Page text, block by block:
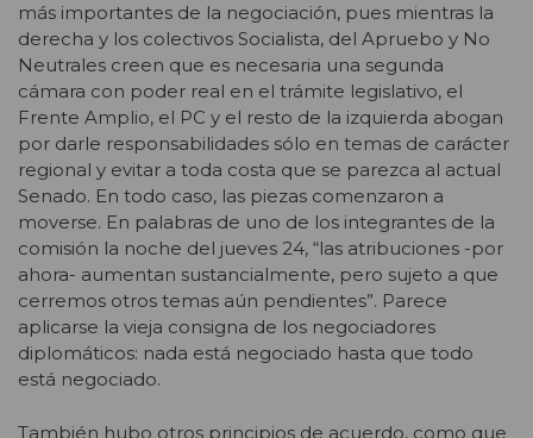
más importantes de la negociación, pues mientras la
derecha y los colectivos Socialista, del Apruebo y No
Neutrales creen que es necesaria una segunda
cámara con poder real en el trámite legislativo, el
Frente Amplio, el PC y el resto de la izquierda abogan
por darle responsabilidades sólo en temas de carácter
regional y evitar a toda costa que se parezca al actual
Senado. En todo caso, las piezas comenzaron a
moverse. En palabras de uno de los integrantes de la
comisión la noche del jueves 24, “las atribuciones -por
ahora- aumentan sustancialmente, pero sujeto a que
cerremos otros temas aún pendientes”. Parece
aplicarse la vieja consigna de los negociadores
diplomáticos: nada está negociado hasta que todo
está negociado.
También hubo otros principios de acuerdo, como que